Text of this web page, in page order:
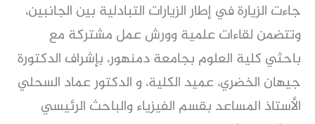
جاءت الزيارة في إطار الزيارات التبادلية بين الجانبين،
وتتضمن لقاءات علمية وورش عمل مشتركة مع
باحثي كلية العلوم بجامعة دمنهور، بإشراف الدكتورة
جيهان الخضري، عميد الكلية، و الدكتور عماد السحلي
الأستاذ المساعد بقسم الفيزياء والباحث الرئيسي